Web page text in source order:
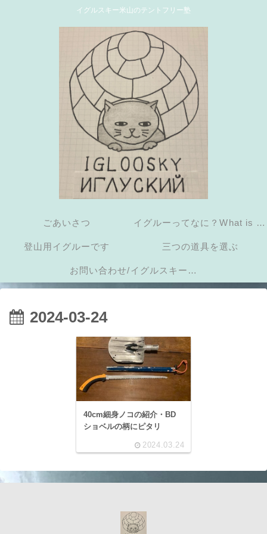
イグルスキー米山のテントフリー塾
ごあいさつ イグルーってなに？What is an
igloo?
登山用イグルーです 三つの道具を選ぶ
お問い合わせ/イグルスキーに
2024-03-24
40cm細身ノコの紹介・BD
ショベルの柄にピタリ
2024.03.24